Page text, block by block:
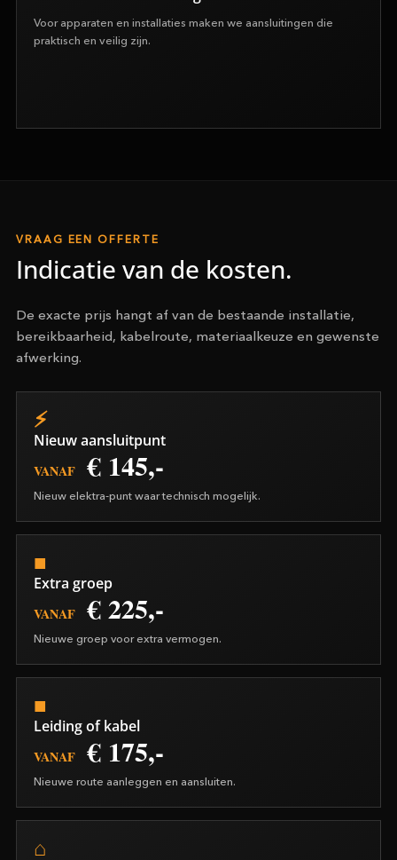
Voor apparaten en installaties maken we aansluitingen die
praktisch en veilig zijn.
VRAAG EEN OFFERTE
Indicatie van de kosten.
De exacte prijs hangt af van de bestaande installatie,
bereikbaarheid, kabelroute, materiaalkeuze en gewenste
afwerking.
Nieuw aansluitpunt
VANAF € 145,-
Nieuw elektra-punt waar technisch mogelijk.
Extra groep
VANAF € 225,-
Nieuwe groep voor extra vermogen.
Leiding of kabel
VANAF € 175,-
Nieuwe route aanleggen en aansluiten.